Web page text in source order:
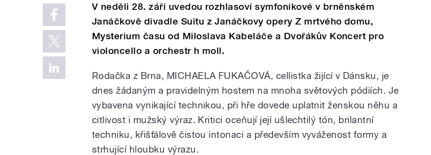
V neděli 28. září uvedou rozhlasoví symfonikové v brněnském
Janáčkově divadle Suitu z Janáčkovy opery Z mrtvého domu,
Mysterium času od Miloslava Kabeláče a Dvořákův Koncert pro
violoncello a orchestr h moll.
Rodačka z Brna, MICHAELA FUKAČOVÁ, cellistka žijící v Dánsku, je
dnes žádaným a pravidelným hostem na mnoha světových pódiích. Je
vybavena vynikající technikou, při hře dovede uplatnit ženskou něhu a
citlivost i mužský výraz. Kritici oceňují její ušlechtilý tón, brilantní
techniku, křišťálově čistou intonaci a především vyváženost formy a
strhující hloubku výrazu.